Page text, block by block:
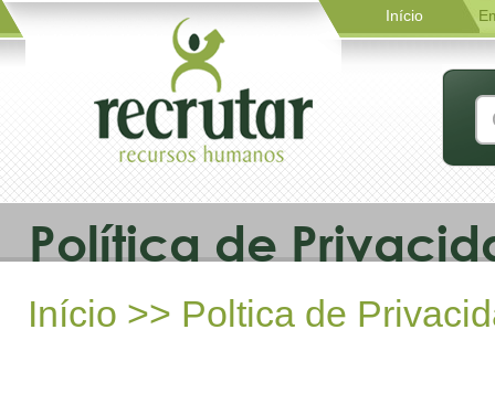
Início
Política de
Início >> Poltica de